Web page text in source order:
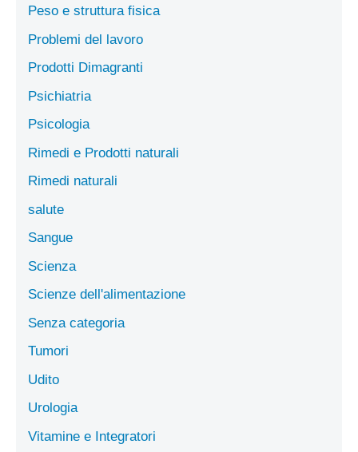
Peso e struttura fisica
Problemi del lavoro
Prodotti Dimagranti
Psichiatria
Psicologia
Rimedi e Prodotti naturali
Rimedi naturali
salute
Sangue
Scienza
Scienze dell'alimentazione
Senza categoria
Tumori
Udito
Urologia
Vitamine e Integratori